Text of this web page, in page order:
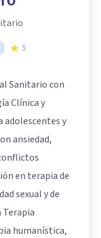
5
Sanitario con
Clínica y
adolescentes y
ansiedad,
en terapia de
sexual y de
Terapia
humanística,